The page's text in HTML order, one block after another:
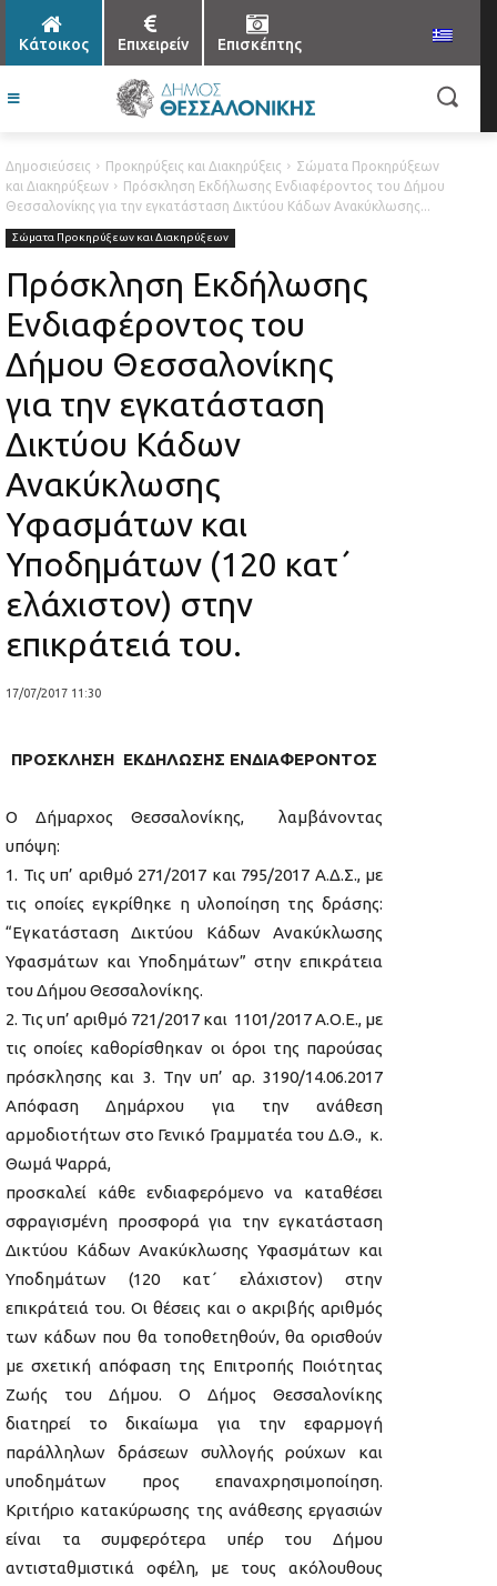
Κάτοικος Επιχειρείν Επισκέπτης
Δημοσιεύσεις Προκηρύξεις και Διακηρύξεις
Σώματα Προκηρύξεων
και Διακηρύξεων
Πρόσκληση Εκδήλωσης Ενδιαφέροντος του Δήμου
Θεσσαλονίκης για την εγκατάσταση Δικτύου Κάδων Ανακύκλωσης...
Σώματα Προκηρύξεων και Διακηρύξεων
Πρόσκληση Εκδήλωσης
Ενδιαφέροντος του
Δήμου Θεσσαλονίκης
για την εγκατάσταση
Δικτύου Κάδων
Ανακύκλωσης
Υφασμάτων και
Υποδημάτων (120 κατ΄
ελάχιστον) στην
επικράτειά του.
17/07/2017 11:30
ΠΡΟΣΚΛΗΣΗ ΕΚΔΗΛΩΣΗΣ ΕΝΔΙΑΦΕΡΟΝΤΟΣ
Ο Δήμαρχος Θεσσαλονίκης, λαμβάνοντας
υπόψη:
1. Τις υπ’ αριθμό 271/2017 και 795/2017 Α.Δ.Σ., με
τις οποίες εγκρίθηκε η υλοποίηση της δράσης:
“Εγκατάσταση Δικτύου Κάδων Ανακύκλωσης
Υφασμάτων και Υποδημάτων” στην επικράτεια
του Δήμου Θεσσαλονίκης.
2. Τις υπ’ αριθμό 721/2017 και 1101/2017 Α.Ο.Ε., με
τις οποίες καθορίσθηκαν οι όροι της παρούσας
πρόσκλησης και 3. Την υπ’ αρ. 3190/14.06.2017
Απόφαση Δημάρχου για την ανάθεση
αρμοδιοτήτων στο Γενικό Γραμματέα του Δ.Θ., κ.
Θωμά Ψαρρά,
προσκαλεί κάθε ενδιαφερόμενο να καταθέσει
σφραγισμένη προσφορά για την εγκατάσταση
Δικτύου Κάδων Ανακύκλωσης Υφασμάτων και
Υποδημάτων (120 κατ΄ ελάχιστον) στην
επικράτειά του. Οι θέσεις και ο ακριβής αριθμός
των κάδων που θα τοποθετηθούν, θα ορισθούν
με σχετική απόφαση της Επιτροπής Ποιότητας
Ζωής του Δήμου. Ο Δήμος Θεσσαλονίκης
διατηρεί το δικαίωμα για την εφαρμογή
παράλληλων δράσεων συλλογής ρούχων και
υποδημάτων προς επαναχρησιμοποίηση.
Κριτήριο κατακύρωσης της ανάθεσης εργασιών
είναι τα συμφερότερα υπέρ του Δήμου
αντισταθμιστικά οφέλη, με τους ακόλουθους